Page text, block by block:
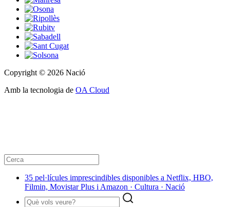
Copyright © 2026 Nació
Amb la tecnologia de OA Cloud
35 pel·lícules imprescindibles disponibles a Netflix, HBO,
Filmin, Movistar Plus i Amazon · Cultura · Nació